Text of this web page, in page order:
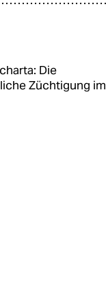
Die
Züchtigung im